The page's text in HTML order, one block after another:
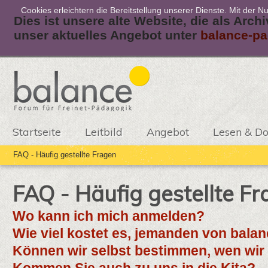
Dies ist unsere alte Website, die als
unser aktuelles Angebot unter balance-
Startseite Leitbild Angebot Lesen &
FAQ - Häufig gestellte Fragen
FAQ - Häufig gestellte
Wo kann ich mich anmelden?
Eine direkte Anmeldung ist nur für folgende zwei Angebote möglich:
Weiterbildung „Freinet-Pädagogik“
Wie viel kostet es, jemanden von
Die Kosten setzen sich aus dem Honorar, den Reisekosten und
Können wir selbst bestimmen, wen
Cookies erleichtern die Bereitstellung unserer Dienste. Mit der